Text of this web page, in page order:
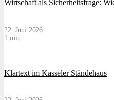
Wirtschaft als Sicherheitsfrage:
22. Juni 2026
1 min
Klartext im Kasseler Ständehaus